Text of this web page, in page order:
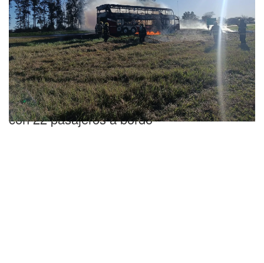
Susto
Pánico en Córdoba: se incendió un micro
con 22 pasajeros a bordo